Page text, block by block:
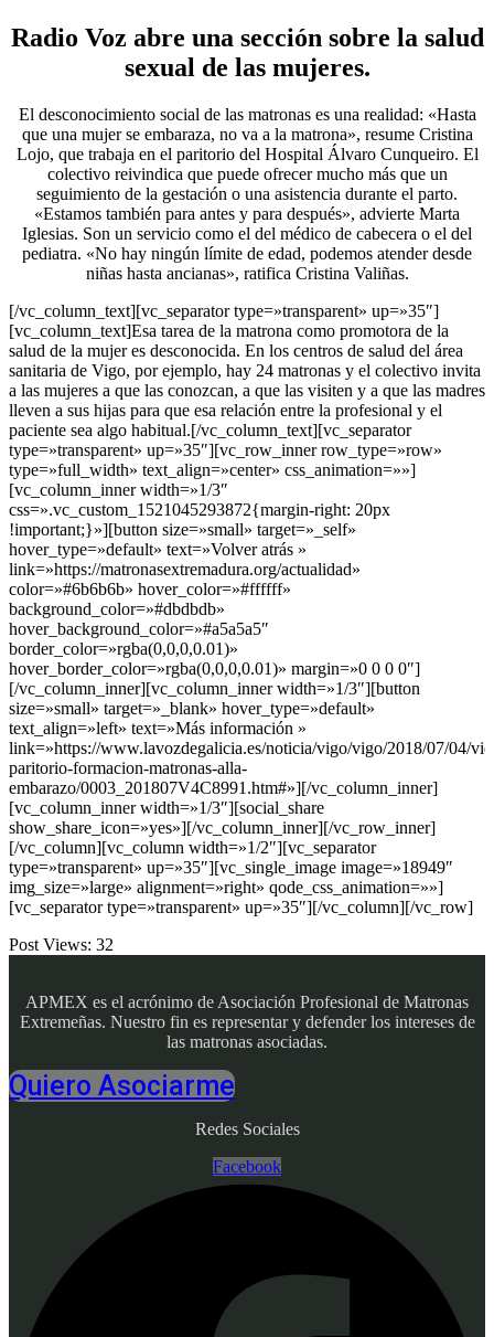
Radio Voz abre una sección sobre la salud
sexual de las mujeres.
El desconocimiento social de las matronas es una realidad: «Hasta
que una mujer se embaraza, no va a la matrona», resume Cristina
Lojo, que trabaja en el paritorio del Hospital Álvaro Cunqueiro. El
colectivo reivindica que puede ofrecer mucho más que un
seguimiento de la gestación o una asistencia durante el parto.
«Estamos también para antes y para después», advierte Marta
Iglesias. Son un servicio como el del médico de cabecera o el del
pediatra. «No hay ningún límite de edad, podemos atender desde
niñas hasta ancianas», ratifica Cristina Valiñas.
[/vc_column_text][vc_separator type=»transparent» up=»35″]
[vc_column_text]Esa tarea de la matrona como promotora de la
salud de la mujer es desconocida. En los centros de salud del área
sanitaria de Vigo, por ejemplo, hay 24 matronas y el colectivo invita
a las mujeres a que las conozcan, a que las visiten y a que las madres
lleven a sus hijas para que esa relación entre la profesional y el
paciente sea algo habitual.[/vc_column_text][vc_separator
type=»transparent» up=»35″][vc_row_inner row_type=»row»
type=»full_width» text_align=»center» css_animation=»»]
[vc_column_inner width=»1/3″
css=».vc_custom_1521045293872{margin-right: 20px
!important;}»][button size=»small» target=»_self»
hover_type=»default» text=»Volver atrás »
link=»https://matronasextremadura.org/actualidad»
color=»#6b6b6b» hover_color=»#ffffff»
background_color=»#dbdbdb»
hover_background_color=»#a5a5a5″
border_color=»rgba(0,0,0,0.01)»
hover_border_color=»rgba(0,0,0,0.01)» margin=»0 0 0 0″]
[/vc_column_inner][vc_column_inner width=»1/3″][button
size=»small» target=»_blank» hover_type=»default»
text_align=»left» text=»Más información »
link=»https://www.lavozdegalicia.es/noticia/vigo/vigo/2018/07/04/
paritorio-formacion-matronas-alla-
embarazo/0003_201807V4C8991.htm#»][/vc_column_inner]
[vc_column_inner width=»1/3″][social_share
show_share_icon=»yes»][/vc_column_inner][/vc_row_inner]
[/vc_column][vc_column width=»1/2″][vc_separator
type=»transparent» up=»35″][vc_single_image image=»18949″
img_size=»large» alignment=»right» qode_css_animation=»»]
[vc_separator type=»transparent» up=»35″][/vc_column][/vc_row]
Post Views: 32
APMEX es el acrónimo de Asociación Profesional de Matronas
Extremeñas. Nuestro fin es representar y defender los intereses de
las matronas asociadas.
Quiero Asociarme
Redes Sociales
Facebook